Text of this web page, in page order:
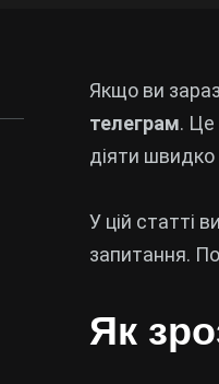
Якщо ви
телеграм. Це
діяти
У цій статті
запитання.
Як